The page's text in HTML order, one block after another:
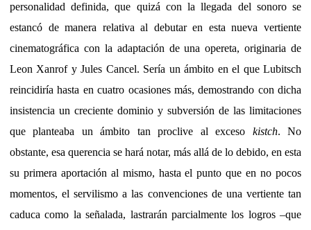
personalidad definida, que quizá con la llegada del sonoro se
estancó de manera relativa al debutar en esta nueva vertiente
cinematográfica con la adaptación de una opereta, originaria de
Leon Xanrof y Jules Cancel. Sería un ámbito en el que Lubitsch
reincidiría hasta en cuatro ocasiones más, demostrando con dicha
insistencia un creciente dominio y subversión de las limitaciones
que planteaba un ámbito tan proclive al exceso kistch. No
obstante, esa querencia se hará notar, más allá de lo debido, en esta
su primera aportación al mismo, hasta el punto que en no pocos
momentos, el servilismo a las convenciones de una vertiente tan
caduca como la señalada, lastrarán parcialmente los logros –que